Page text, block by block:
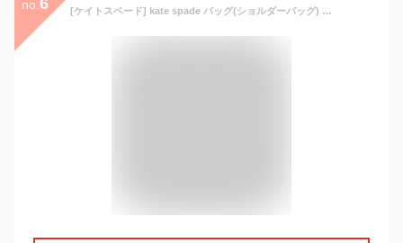
no. [ケイトスペード] kate spade バッグ(ショルダーバッグ) WKR00309 レッドマルチ デイジー カラーブロック レザー バニティ クロスボディー レディース [アウトレット品] [ブランド] [並行輸入品]